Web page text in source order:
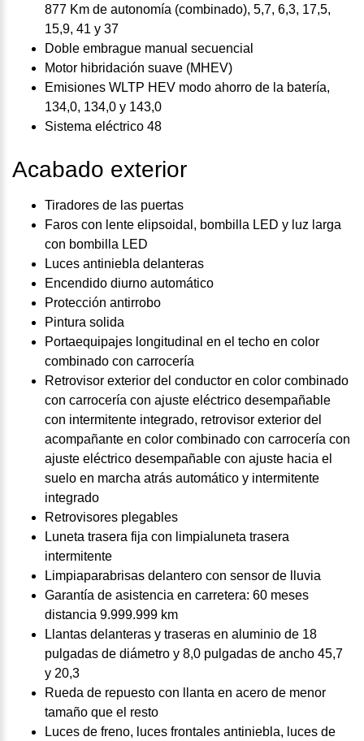
877 Km de autonomía (combinado), 5,7, 6,3, 17,5,
15,9, 41 y 37
Doble embrague manual secuencial
Motor hibridación suave (MHEV)
Emisiones WLTP HEV modo ahorro de la batería,
134,0, 134,0 y 143,0
Sistema eléctrico 48
Acabado exterior
Tiradores de las puertas
Faros con lente elipsoidal, bombilla LED y luz larga
con bombilla LED
Luces antiniebla delanteras
Encendido diurno automático
Protección antirrobo
Pintura solida
Portaequipajes longitudinal en el techo en color
combinado con carrocería
Retrovisor exterior del conductor en color combinado
con carrocería con ajuste eléctrico desempañable
con intermitente integrado, retrovisor exterior del
acompañante en color combinado con carrocería con
ajuste eléctrico desempañable con ajuste hacia el
suelo en marcha atrás automático y intermitente
integrado
Retrovisores plegables
Luneta trasera fija con limpialuneta trasera
intermitente
Limpiaparabrisas delantero con sensor de lluvia
Garantía de asistencia en carretera: 60 meses
distancia 9.999.999 km
Llantas delanteras y traseras en aluminio de 18
pulgadas de diámetro y 8,0 pulgadas de ancho 45,7
y 20,3
Rueda de repuesto con llanta en acero de menor
tamaño que el resto
Luces de freno, luces frontales antiniebla, luces de